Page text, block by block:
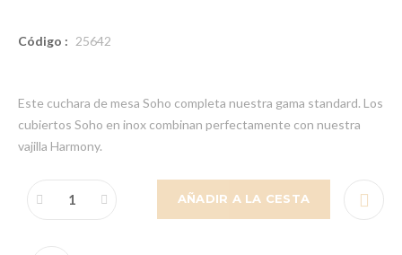
Código : 25642
Este cuchara de mesa Soho completa nuestra gama standard. Los
cubiertos Soho en inox combinan perfectamente con nuestra
vajilla Harmony.
AÑADIR A LA CESTA